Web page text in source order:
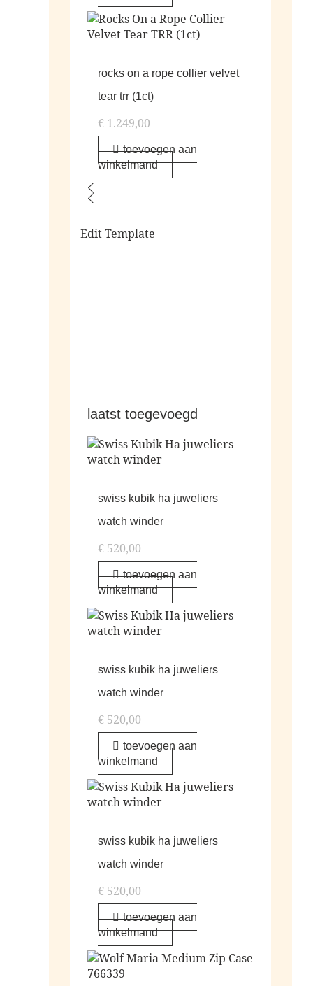
rocks on a rope collier velvet
tear trr (1ct)
€ 1.249,00
toevoegen aan
winkelmand
Edit Template
laatst toegevoegd
swiss kubik ha juweliers
watch winder
€ 520,00
toevoegen aan
winkelmand
swiss kubik ha juweliers
watch winder
€ 520,00
toevoegen aan
winkelmand
swiss kubik ha juweliers
watch winder
€ 520,00
toevoegen aan
winkelmand